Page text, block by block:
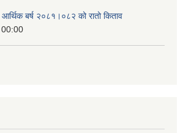
आर्थिक बर्ष २०८१।०८२ को रातो किताव